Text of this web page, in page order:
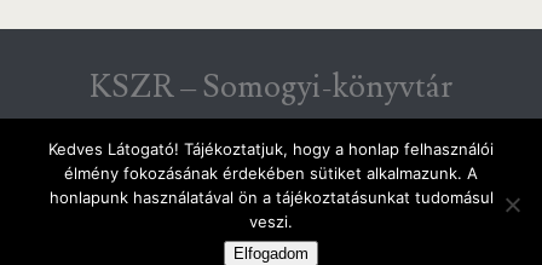
KSZR – Somogyi-könyvtár
IGNITE WORDPRESS THEME
Kedves Látogató! Tájékoztatjuk, hogy a honlap felhasználói
élmény fokozásának érdekében sütiket alkalmazunk. A
honlapunk használatával ön a tájékoztatásunkat tudomásul
veszi.
Elfogadom